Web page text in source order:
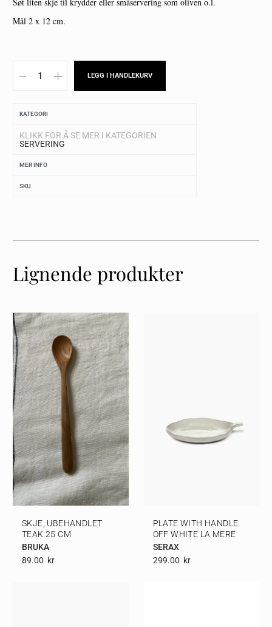
Mål 2 x 12 cm.
LEGG I HANDLEKURV
KATEGORI
KLIKK FOR Å SE MER I KATEGORIEN
SERVERING
MER INFO
SKU
Lignende produkter
SKJE, UBEHANDLET
TEAK 25 CM
BRUKA
89.00 Kr
PLATE WITH HANDLE
OFF WHITE LA MERE
SERAX
299.00 Kr